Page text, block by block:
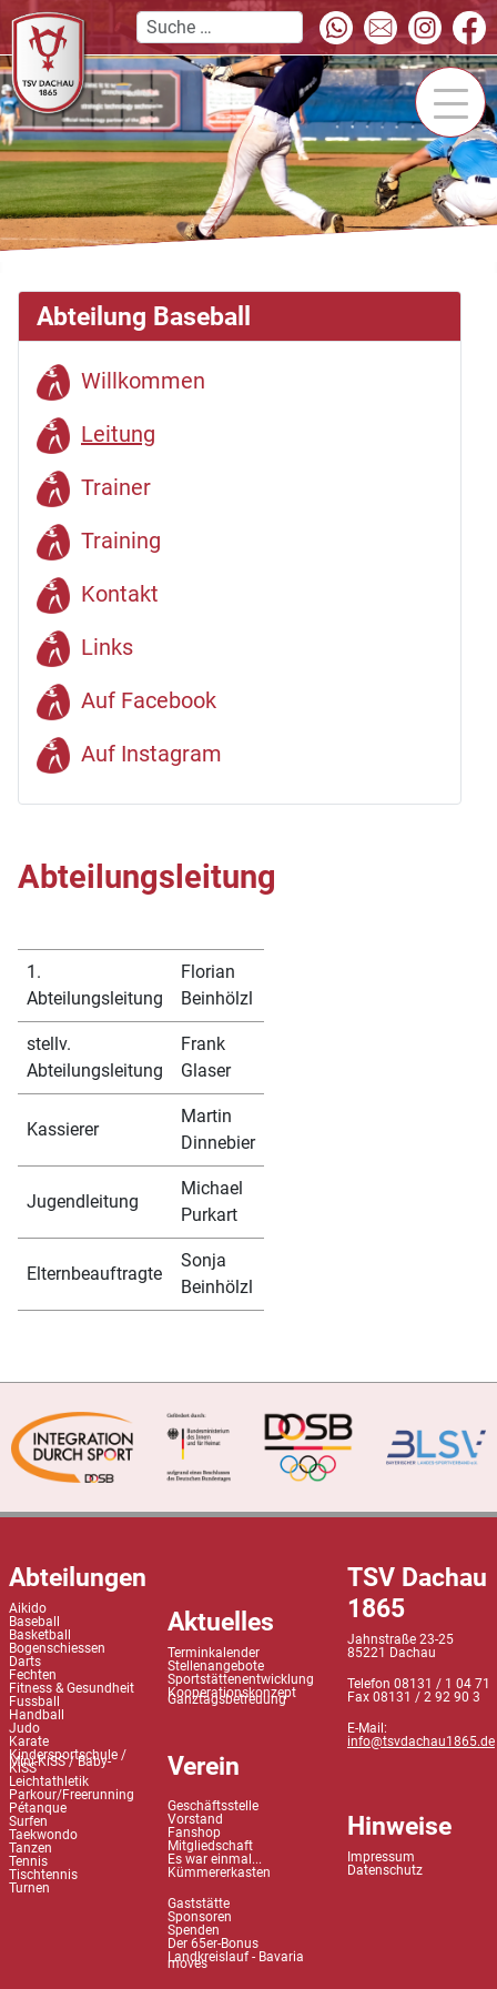
Abteilung Baseball
Willkommen
Leitung
Trainer
Training
Kontakt
Links
Auf Facebook
Auf Instagram
Abteilungsleitung
1.
Abteilungsleitung
Florian
Beinhölzl
stellv.
Abteilungsleitung
Frank
Glaser
Kassierer
Martin
Dinnebier
Jugendleitung
Michael
Purkart
Elternbeauftragte
Sonja
Beinhölzl
Abteilungen
Aikido
Baseball
Basketball
Bogenschiessen
Darts
Fechten
Fitness & Gesundheit
Fussball
Handball
Judo
Karate
Kindersportschule /
Mini-KiSS / Baby-
KiSS
Leichtathletik
Parkour/Freerunning
Pétanque
Surfen
Taekwondo
Tanzen
Tennis
Tischtennis
Turnen
Aktuelles
Terminkalender
Stellenangebote
Sportstättenentwicklung
Kooperationskonzept
Ganztagsbetreuung
Verein
Geschäftsstelle
Vorstand
Fanshop
Mitgliedschaft
Es war einmal...
Kümmererkasten
Gaststätte
Sponsoren
Spenden
Der 65er-Bonus
Landkreislauf - Bavaria
moves
TSV Dachau
1865
Jahnstraße 23-25
85221 Dachau
Telefon 08131 / 1 04 71
Fax 08131 / 2 92 90 3
E-Mail:
info@tsvdachau1865.de
Hinweise
Impressum
Datenschutz